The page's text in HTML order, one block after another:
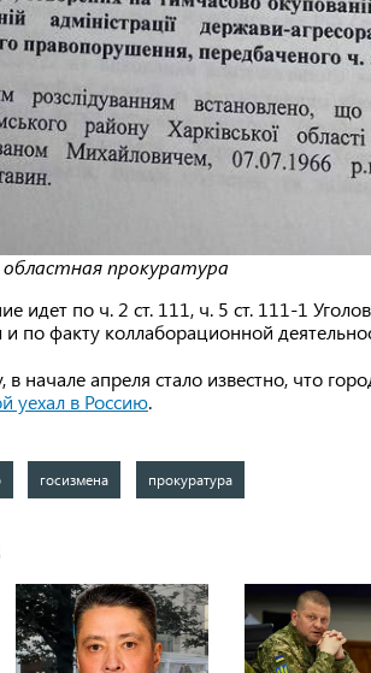
прокуратура
идет по ч. 2 ст. 111, ч. 5 ст. 111-1
по факту коллаборационной
в начале апреля стало известно, что
уехал в Россию.
госизмена прокуратура